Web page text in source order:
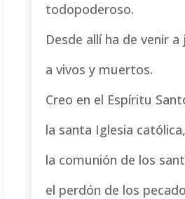
todopoderoso.
Desde allí ha de venir a
a vivos y muertos.
Creo en el Espíritu
la santa Iglesia católica,
la comunión de los
el perdón de los